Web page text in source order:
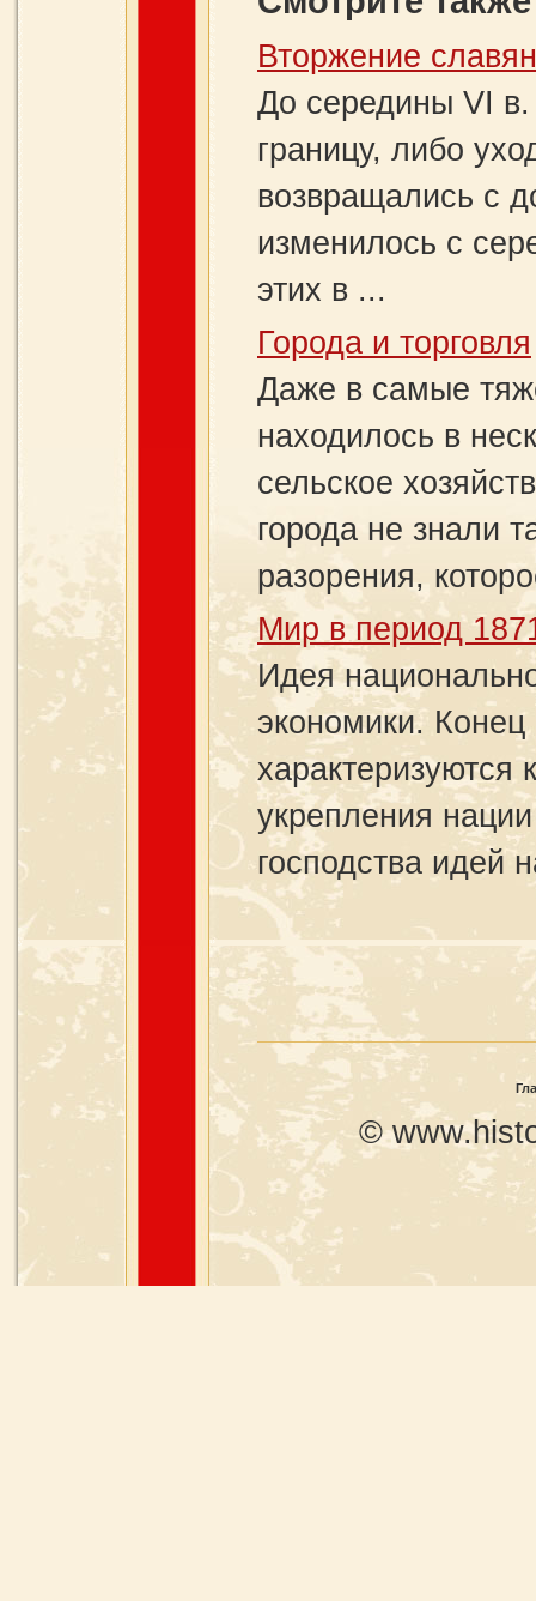
Вторжение славян
До середины VI
границу, либо
возвращались с
изменилось с
этих в ...
Города и торговля
Даже в самые
находилось в
сельское
города не знали
разорения,
Мир в период
Идея
экономики.
укрепления
господства идей
©